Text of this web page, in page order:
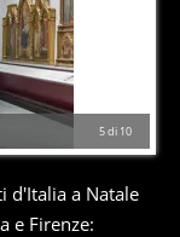
5di 10
d'Italia a Natale
e Firenze: